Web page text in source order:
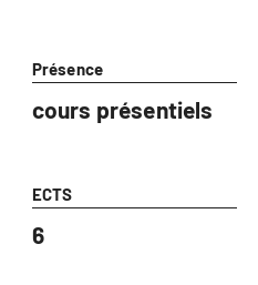
Présence
cours présentiels
ECTS
6